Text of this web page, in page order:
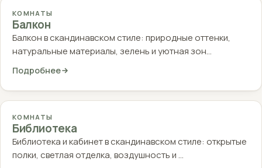
КОМНАТЫ
Балкон
Балкон в скандинавском стиле: природные оттенки,
натуральные материалы, зелень и уютная зон…
Подробнее
КОМНАТЫ
Библиотека
Библиотека и кабинет в скандинавском стиле: открытые
полки, светлая отделка, воздушность и …